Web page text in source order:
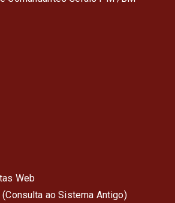
Web
ao Sistema Antigo)